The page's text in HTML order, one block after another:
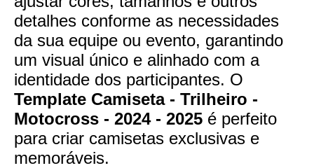
detalhes conforme as necessidades
da sua equipe ou evento, garantindo
um visual único e alinhado com a
identidade dos participantes. O
Template Camiseta - Trilheiro -
Motocross - 2024 - 2025 é perfeito
para criar camisetas exclusivas e
memoráveis.